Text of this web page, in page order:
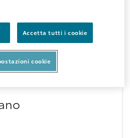
1 / 6
Accetta tutti i cookie
cookie